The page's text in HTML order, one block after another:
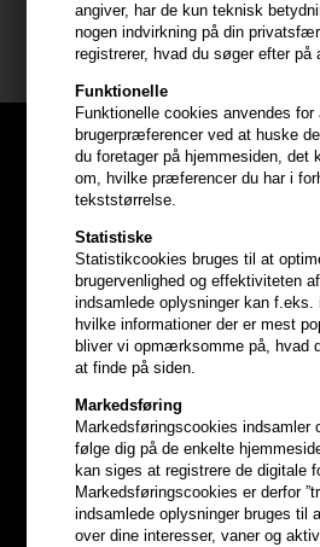
angiver, har de kun teknisk
nogen indvirkning på din
registrerer, hvad du søger efter på
Funktionelle
Funktionelle cookies anvendes for
brugerpræferencer ved at huske
du foretager på hjemmesiden, det
om, hvilke præferencer du har i
tekststørrelse.
Statistiske
Statistikcookies bruges til at
brugervenlighed og effektiviteten
indsamlede oplysninger kan f.eks.
hvilke informationer der er mest
bliver vi opmærksomme på, hvad
at finde på siden.
Markedsføring
Markedsføringscookies indsamler
følge dig på de enkelte
kan siges at registrere de digitale
Markedsføringscookies er derfor
indsamlede oplysninger bruges til
over dine interesser, vaner og
Størrelse: 0,9g.
Optjen5%
hele din ordre